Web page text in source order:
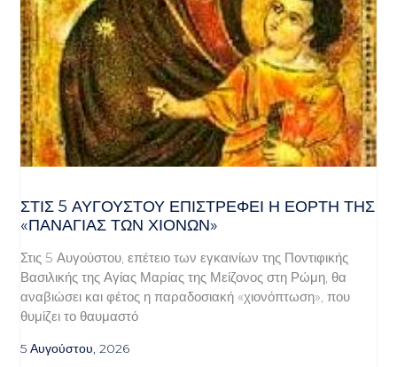
ΣΤΙΣ 5 ΑΥΓΟΎΣΤΟΥ ΕΠΙΣΤΡΈΦΕΙ Η ΕΟΡΤΉ ΤΗΣ
«ΠΑΝΑΓΊΑΣ ΤΩΝ ΧΙΌΝΩΝ»
Στις 5 Αυγούστου, επέτειο των εγκαινίων της Ποντιφικής
Βασιλικής της Αγίας Μαρίας της Μείζονος στη Ρώμη, θα
αναβιώσει και φέτος η παραδοσιακή «χιονόπτωση», που
θυμίζει το θαυμαστό
5 Αυγούστου, 2026